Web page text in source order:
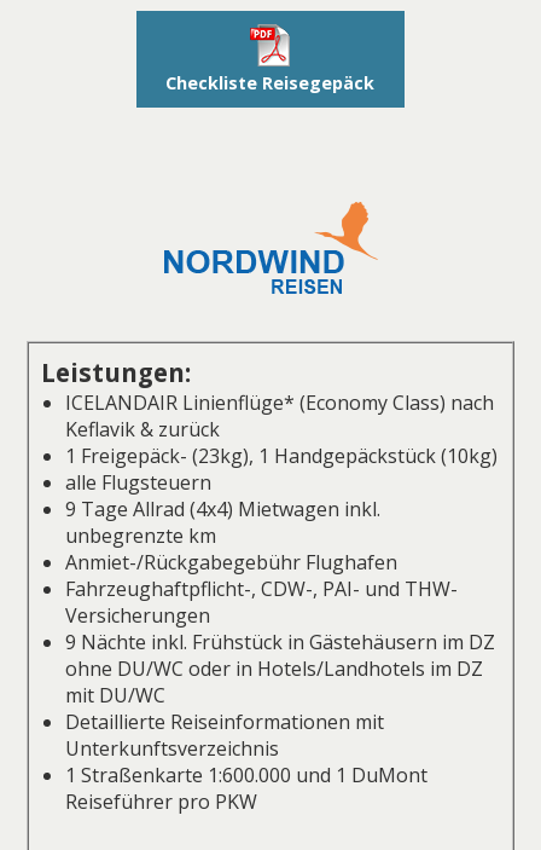
Checkliste Reisegepäck
Leistungen:
ICELANDAIR Linienflüge* (Economy Class) nach
Keflavik & zurück
1 Freigepäck- (23kg), 1 Handgepäckstück (10kg)
alle Flugsteuern
9 Tage Allrad (4x4) Mietwagen inkl.
unbegrenzte km
Anmiet-/Rückgabegebühr Flughafen
Fahrzeughaftpflicht-, CDW-, PAI- und THW-
Versicherungen
9 Nächte inkl. Frühstück in Gästehäusern im DZ
ohne DU/WC oder in Hotels/Landhotels im DZ
mit DU/WC
Detaillierte Reiseinformationen mit
Unterkunftsverzeichnis
1 Straßenkarte 1:600.000 und 1 DuMont
Reiseführer pro PKW